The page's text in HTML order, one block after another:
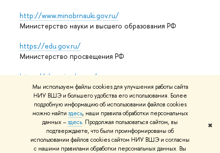
Мы используем файлы cookies для улучшения работы сайта
НИУ ВШЭ и большего удобства его использования. Более
подробную информацию об использовании файлов cookies
можно найти здесь, наши правила обработки персональных
данных –здесь. Продолжая пользоваться сайтом, вы
подтверждаете, что были проинформированы об
использовании файлов cookies сайтом НИУ ВШЭ и согласны
с нашими правилами обработки персональных данных. Вы
✖
http://www.minobrnauki.gov.ru/
Министерство науки и высшего образования РФ
https://edu.gov.ru/
Министерство просвещения РФ
https://elearning.hse.ru/mooc
Массовые открытые онлайн-курсы
© НИУ ВШЭ 1993–2026 Адреса и контактыУсловия
использования материаловПолитика конфиденциальности
Карта сайта